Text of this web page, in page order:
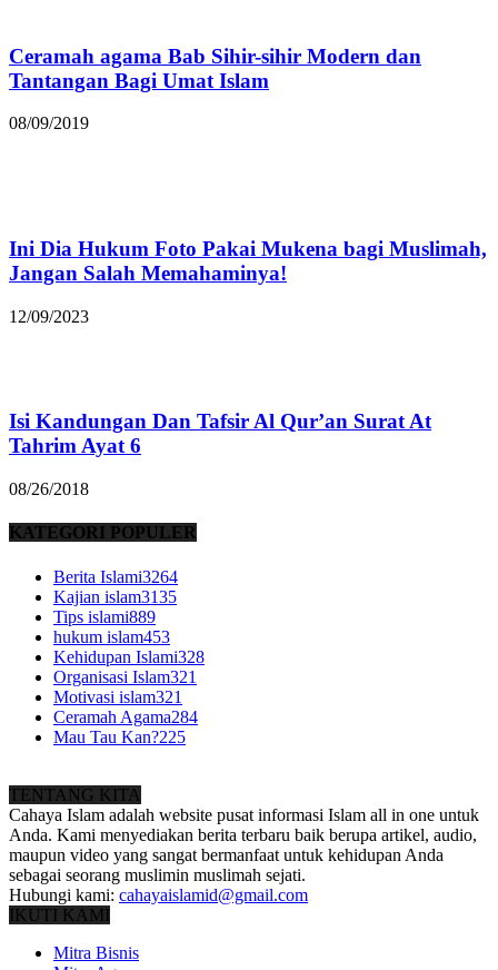
Ceramah agama Bab Sihir-sihir Modern dan
Tantangan Bagi Umat Islam
08/09/2019
Ini Dia Hukum Foto Pakai Mukena bagi Muslimah,
Jangan Salah Memahaminya!
12/09/2023
Isi Kandungan Dan Tafsir Al Qur’an Surat At
Tahrim Ayat 6
08/26/2018
KATEGORI POPULER
Berita Islami3264
Kajian islam3135
Tips islami889
hukum islam453
Kehidupan Islami328
Organisasi Islam321
Motivasi islam321
Ceramah Agama284
Mau Tau Kan?225
TENTANG KITA
Cahaya Islam adalah website pusat informasi Islam all in one untuk
Anda. Kami menyediakan berita terbaru baik berupa artikel, audio,
maupun video yang sangat bermanfaat untuk kehidupan Anda
sebagai seorang muslimin muslimah sejati.
Hubungi kami: cahayaislamid@gmail.com
IKUTI KAMI
Mitra Bisnis